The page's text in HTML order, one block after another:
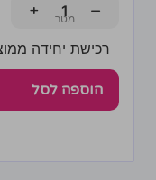
−
+
רכישת יחידה ממוצר זה
הוספה לסל